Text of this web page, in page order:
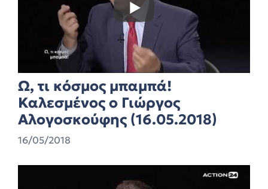
Ω, τι κόσμος μπαμπά!
Καλεσμένος ο Γιώργος
Αλογοσκούφης (16.05.2018)
16/05/2018